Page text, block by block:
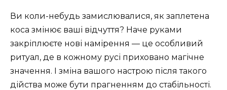
Ви коли-небудь замислювалися, як заплетена
коса змінює ваші відчуття? Наче руками
закріплюєте нові намірення — це особливий
ритуал, де в кожному русі приховано магічне
значення. І зміна вашого настрою після такого
дійства може бути прагненням до стабільності.